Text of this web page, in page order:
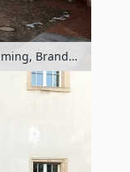
Rathaus und Touristerei in Wiesenburg, Fläming, Brandenburg, Deutschland